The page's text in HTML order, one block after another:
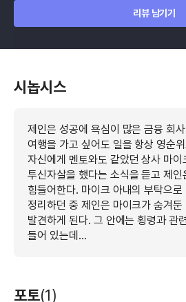
리뷰 남기기
시놉시스
제인은 성공에 욕심이 많은 금융 회
여행을 가고 싶어도 일을 항상 영순
자신에게 멘토와도 같았던 상사 마이
투신자살을 했다는 소식을 듣고 제인
힘들어한다. 마이크 아내의 부탁으
정리하던 중 제인은 마이크가 숨겨
발견하게 된다. 그 안에는 횡령과 관
들어 있는데…
포토(1)